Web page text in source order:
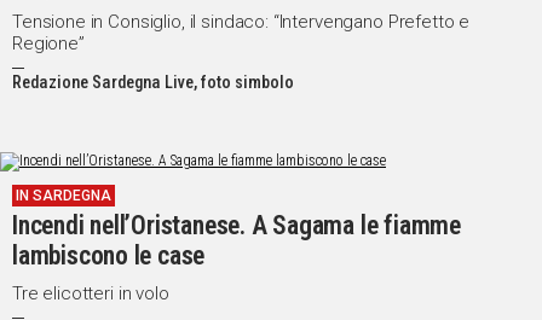
Tensione in Consiglio, il sindaco: “Intervengano Prefetto e
Regione”
Redazione Sardegna Live, foto simbolo
IN SARDEGNA
Incendi nell’Oristanese. A Sagama le fiamme
lambiscono le case
Tre elicotteri in volo